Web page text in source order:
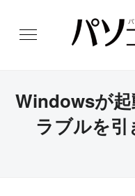
Windowsが起
ラブルを